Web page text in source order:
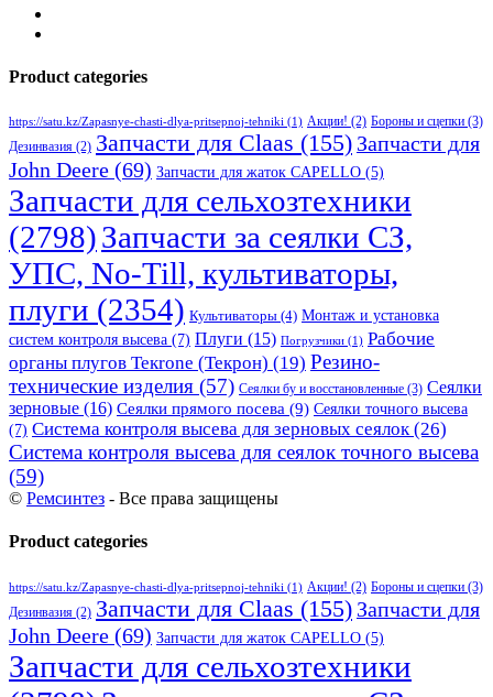
Product categories
https://satu.kz/Zapasnye-chasti-dlya-pritsepnoj-tehniki (1) Акции! (2) Бороны и сцепки (3)
Дезинвазия (2) Запчасти для Claas (155) Запчасти для
John Deere (69) Запчасти для жаток CAPELLO (5)
Запчасти для сельхозтехники
(2798)Запчасти за сеялки СЗ,
УПС, No-Till, культиваторы,
плуги (2354) Культиваторы (4) Монтаж и установка
систем контроля высева (7) Плуги (15) Погрузчики (1) Рабочие
органы плугов Текrоne (Текрон) (19) Резино-
технические изделия (57) Сеялки бу и восстановленные (3) Сеялки
зерновые (16) Сеялки прямого посева (9) Сеялки точного высева
(7) Система контроля высева для зерновых сеялок(26)
Система контроля высева для сеялок точного высева
(59)
© Ремсинтез - Все права защищены
Product categories
https://satu.kz/Zapasnye-chasti-dlya-pritsepnoj-tehniki (1) Акции! (2) Бороны и сцепки (3)
Дезинвазия (2) Запчасти для Claas (155) Запчасти для
John Deere (69) Запчасти для жаток CAPELLO (5)
Запчасти для сельхозтехники